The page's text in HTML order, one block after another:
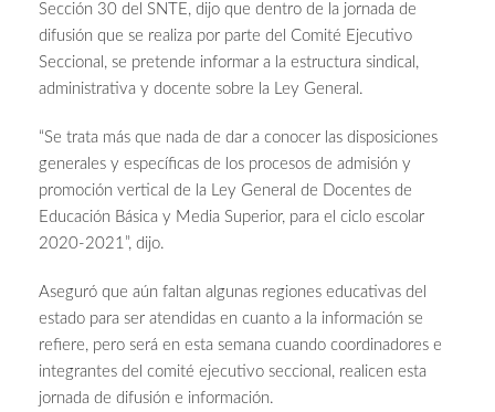
Sección 30 del SNTE, dijo que dentro de la jornada de
difusión que se realiza por parte del Comité Ejecutivo
Seccional, se pretende informar a la estructura sindical,
administrativa y docente sobre la Ley General.
“Se trata más que nada de dar a conocer las disposiciones
generales y específicas de los procesos de admisión y
promoción vertical de la Ley General de Docentes de
Educación Básica y Media Superior, para el ciclo escolar
2020-2021”, dijo.
Aseguró que aún faltan algunas regiones educativas del
estado para ser atendidas en cuanto a la información se
refiere, pero será en esta semana cuando coordinadores e
integrantes del comité ejecutivo seccional, realicen esta
jornada de difusión e información.